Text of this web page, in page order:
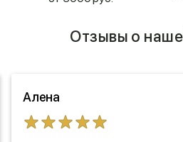
Отзывы о
Алена